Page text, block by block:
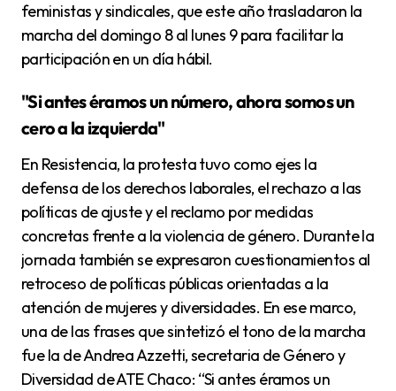
feministas y sindicales, que este año trasladaron la
marcha del domingo 8 al lunes 9 para facilitar la
participación en un día hábil.
"Si antes éramos un número, ahora somos un
cero a la izquierda"
En Resistencia, la protesta tuvo como ejes la
defensa de los derechos laborales, el rechazo a las
políticas de ajuste y el reclamo por medidas
concretas frente a la violencia de género. Durante la
jornada también se expresaron cuestionamientos al
retroceso de políticas públicas orientadas a la
atención de mujeres y diversidades. En ese marco,
una de las frases que sintetizó el tono de la marcha
fue la de Andrea Azzetti, secretaria de Género y
Diversidad de ATE Chaco: “Si antes éramos un